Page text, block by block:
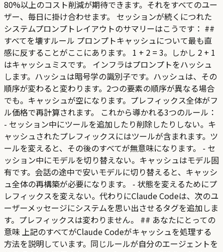
80%以上のコスト削減が期待できます。それをすべてのユー
ザー、毎日に掛け合わせます。 セッションが続くにつれた
システムプロンプトレイアウトのサマリーはこうです： ##
すべてを壊すルール プロンプトキャッシュについて最も直
感に反することがここにあります。 1 + 2 = 3。しかし 2 + 1
はキャッシュミスです。 インフラはプロンプトをハッシュ
します。ハッシュは暗号学の識別子です。ハッシュは、その
順序が変わると変わります。2つの要素の順序が異なる場合
でも。キャッシュが空になります。プレフィックス全体がフ
ル価格で再計算されます。 これから導かれる3つのルール：
- セッション中にツールを追加したり削除したりしない。キ
ャッシュされたプレフィックスにはツールが含まれます。ツ
ールを変えると、その後のすべてが無意味になります。 - セ
ッション中にモデルを切り替えない。キャッシュはモデル固
有です。会話の途中で安いモデルに切り替えると、キャッシ
ュ全体の再構築が必要になります。 - 状態を変えるためにプ
レフィックスを変えない。代わりにClaude Codeは、次のユ
ーザーメッセージにシステムを思い出させるタグを追加しま
す。プレフィックスは変わりません。 ## あなたにとっての
意味 上記のすべてがClaude Codeがキャッシュを処理する
方法を説明しています。同じルールが自分のエージェントを